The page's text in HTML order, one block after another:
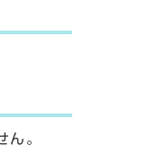
ん。